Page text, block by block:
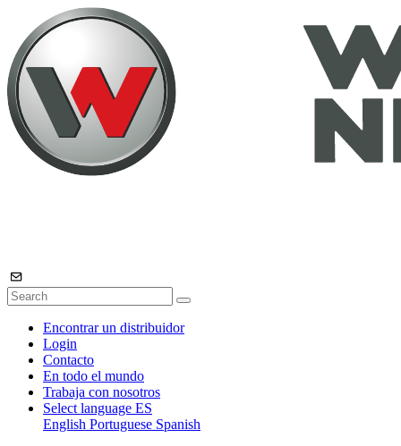
Encontrar un distribuidor
Login
Contacto
En todo el mundo
Trabaja con nosotros
Select language ES
English Portuguese Spanish